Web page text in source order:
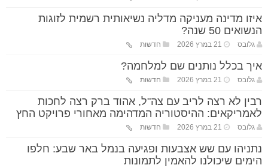
איזו מדינה מעניקה מדליה נשיאותית רשמית לזוגות
הנשואים 50 שנה?
גלובס 21 במרץ 2026 חדשות
איך בכלל נותנים שם למלחמה?
גלובס 21 במרץ 2026 חדשות
רבין לא רצה לריב עם צה"ל, אהוד ברק רצה לחכות
לאמריקאים: ההיסטוריה המדהימה מאחורי פרויקט החץ
גלובס 21 במרץ 2026 חדשות
נתניהו עם שש אצבעות ופגיעה בנמל באר שבע: חלפו
הימים שיכולנו להאמין לתמונות